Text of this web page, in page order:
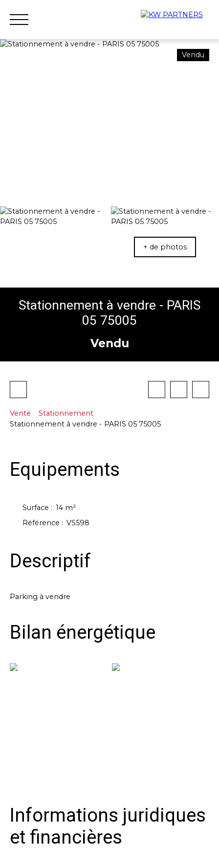
Vendu
+ de photos
Stationnement à vendre - PARIS
05 75005
Vendu
Vente
Stationnement
Stationnement à vendre - PARIS 05 75005
Equipements
Surface : 14 m²
Référence : VS598
Descriptif
Parking à vendre
Bilan énergétique
Informations juridiques
et financières